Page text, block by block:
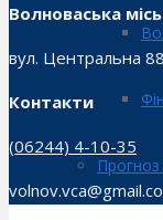
Волноваська
вул. Центральна
Контакти
(06244) 4-10-35